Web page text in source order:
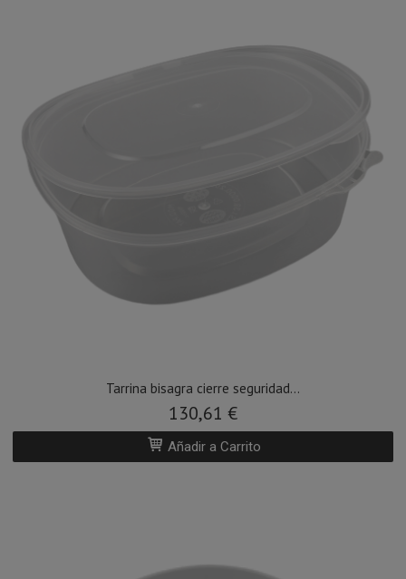
Tarrina bisagra cierre seguridad...
130,61 €
Añadir a Carrito